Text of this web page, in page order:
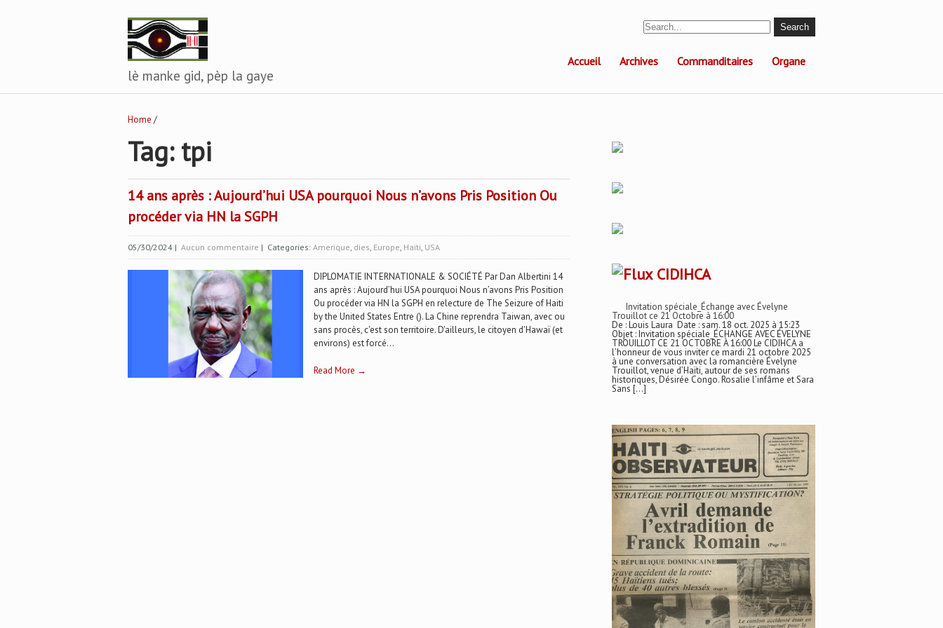
lè manke gid, pèp la gaye
Accueil Archives Commanditaires Organe
Home /
Tag: tpi
14 ans après : Aujourd’hui USA pourquoi Nous n’avons Pris Position Ou
procéder via HN la SGPH
05/30/2024 | Aucun commentaire | Categories: Amerique, dies, Europe, Haïti, USA
DIPLOMATIE INTERNATIONALE & SOCIÉTÉ Par Dan Albertini 14
ans après : Aujourd’hui USA pourquoi Nous n’avons Pris Position
Ou procéder via HN la SGPH en relecture de The Seizure of Haiti
by the United States Entre (). La Chine reprendra Taiwan, avec ou
sans procès, c'est son territoire. D'ailleurs, le citoyen d'Hawaï (et
environs) est forcé...
Read More →
CIDIHCA
Invitation spéciale_Échange avec Évelyne
Trouillot ce 21 Octobre à 16:00
De : Louis Laura Date : sam. 18 oct. 2025 à 15:23
Objet : Invitation spéciale_ÉCHANGE AVEC ÉVELYNE
TROUILLOT CE 21 OCTOBRE À 16:00 Le CIDIHCA a
l’honneur de vous inviter ce mardi 21 octobre 2025
à une conversation avec la romancière Évelyne
Trouillot, venue d’Haïti, autour de ses romans
historiques, Désirée Congo. Rosalie l’infâme et Sara
Sans […]